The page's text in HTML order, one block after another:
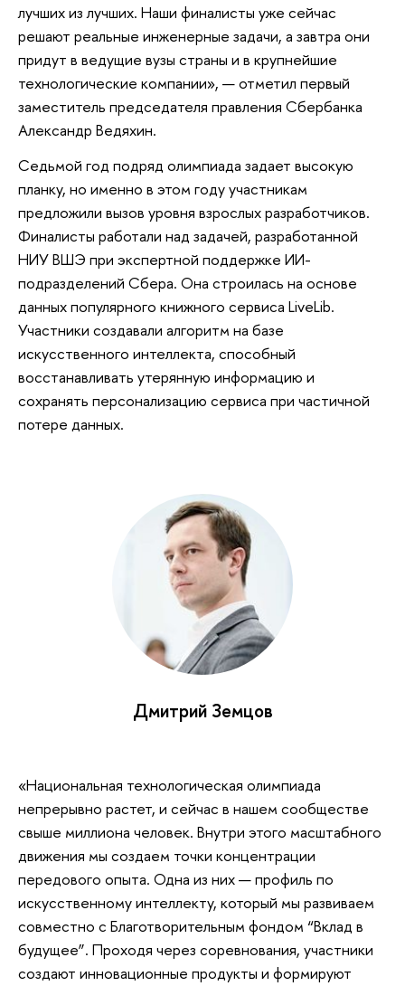
лучших из лучших. Наши финалисты уже сейчас
решают реальные инженерные задачи, а завтра они
придут в ведущие вузы страны и в крупнейшие
технологические компании», — отметил первый
заместитель председателя правления Сбербанка
Александр Ведяхин.
Седьмой год подряд олимпиада задает высокую
планку, но именно в этом году участникам
предложили вызов уровня взрослых разработчиков.
Финалисты работали над задачей, разработанной
НИУ ВШЭ при экспертной поддержке ИИ-
подразделений Сбера. Она строилась на основе
данных популярного книжного сервиса LiveLib.
Участники создавали алгоритм на базе
искусственного интеллекта, способный
восстанавливать утерянную информацию и
сохранять персонализацию сервиса при частичной
потере данных.
Дмитрий Земцов
«Национальная технологическая олимпиада
непрерывно растет, и сейчас в нашем сообществе
свыше миллиона человек. Внутри этого масштабного
движения мы создаем точки концентрации
передового опыта. Одна из них — профиль по
искусственному интеллекту, который мы развиваем
совместно с Благотворительным фондом “Вклад в
будущее”. Проходя через соревнования, участники
создают инновационные продукты и формируют